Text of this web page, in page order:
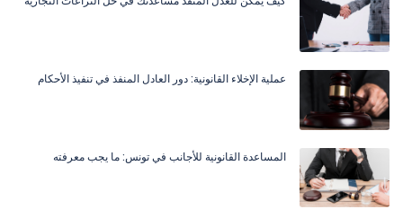
عملية الإخلاء القانونية: دور العادل المنفذ في تنفيذ الأحكام
المساعدة القانونية للأجانب في تونس: ما يجب معرفته